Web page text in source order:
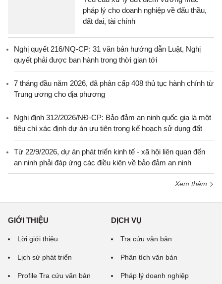
pháp lý cho doanh nghiệp về đấu thầu,
đất đai, tài chính
Nghị quyết 216/NQ-CP: 31 văn bản hướng dẫn Luật, Nghị
quyết phải được ban hành trong thời gian tới
7 tháng đầu năm 2026, đã phân cấp 408 thủ tục hành chính từ
Trung ương cho địa phương
Nghị định 312/2026/NĐ-CP: Bảo đảm an ninh quốc gia là một
tiêu chí xác định dự án ưu tiên trong kế hoạch sử dụng đất
Từ 22/9/2026, dự án phát triển kinh tế - xã hội liên quan đến
an ninh phải đáp ứng các điều kiện về bảo đảm an ninh
Xem thêm
GIỚI THIỆU
Lời giới thiệu
Lịch sử phát triển
Profile Tra cứu văn bản
DỊCH VỤ
Tra cứu văn bản
Phân tích văn bản
Pháp lý doanh nghiệp